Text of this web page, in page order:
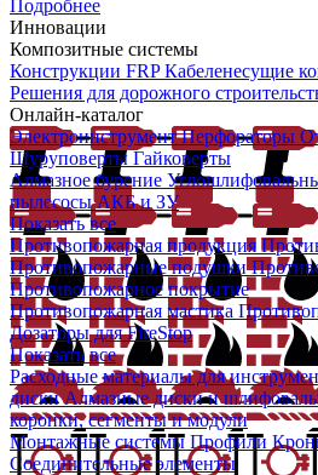
Подробнее
Инновации
Композитные системы
Конструкции FRPКабеленесущие
Решения для дорожного
Онлайн-каталог
ЭлектроинструментПерфораторы
Шуруповерты Гайковерты
Алмазное бурение
пылесосыАКБ и ЗУ
Показать все
Противопожарная продукция
Противопожарные подушки
Противопожарное покрытие
Противопожарная мастика
Дозаторы для FireStop
Показать все
Расходные материалы для
дискиАлмазные диски и
коронки, сегменты и модули
Монтажные системы Профили
Соединительные элементы